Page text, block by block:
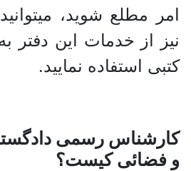
امر مطلع شوید،
نیز از خدمات این دفتر
کتبی استفاده نمایید.
کارشناس رسمی
و فضائی کیست؟